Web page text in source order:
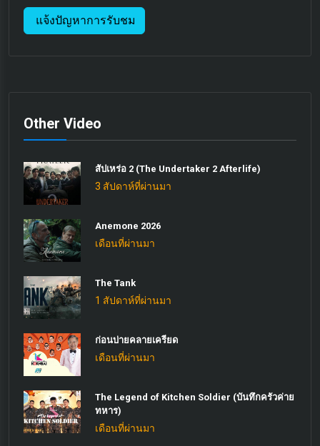
แจ้งปัญหาการรับชม
Other Video
สัปเหร่อ 2 (The Undertaker 2 Afterlife)
3 สัปดาห์ที่ผ่านมา
Anemone 2026
เดือนที่ผ่านมา
The Tank
1 สัปดาห์ที่ผ่านมา
ก่อนบ่ายคลายเครียด
เดือนที่ผ่านมา
The Legend of Kitchen Soldier (บันทึกครัวค่าย
ทหาร)
เดือนที่ผ่านมา